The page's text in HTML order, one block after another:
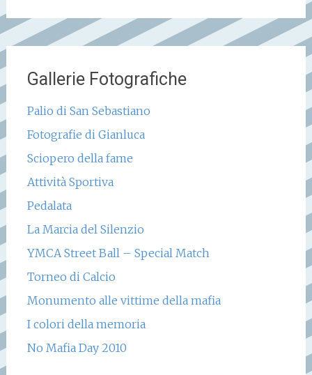
Gallerie Fotografiche
Palio di San Sebastiano
Fotografie di Gianluca
Sciopero della fame
Attività Sportiva
Pedalata
La Marcia del Silenzio
YMCA Street Ball – Special Match
Torneo di Calcio
Monumento alle vittime della mafia
I colori della memoria
No Mafia Day 2010